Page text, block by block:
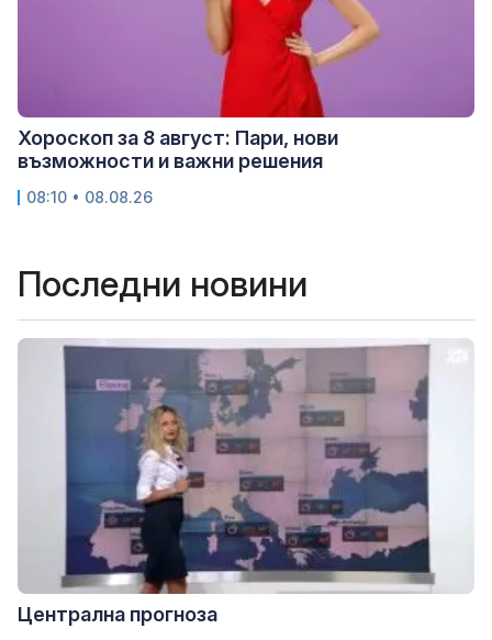
Хороскоп за 8 август: Пари, нови
възможности и важни решения
08:10 • 08.08.26
Последни новини
Централна прогноза